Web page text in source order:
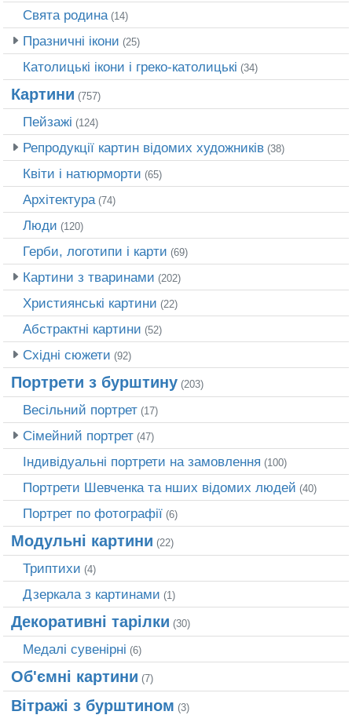
Свята родина (14)
Празничні ікони (25)
Католицькі ікони і греко-католицькі (34)
Картини (757)
Пейзажі (124)
Репродукції картин відомих художників (38)
Квіти і натюрморти (65)
Архітектура (74)
Люди (120)
Герби, логотипи і карти (69)
Картини з тваринами (202)
Християнські картини (22)
Абстрактні картини (52)
Східні сюжети (92)
Портрети з бурштину (203)
Весільний портрет (17)
Сімейний портрет (47)
Індивідуальні портрети на замовлення (100)
Портрети Шевченка та нших відомих людей (40)
Портрет по фотографії (6)
Модульні картини (22)
Триптихи (4)
Дзеркала з картинами (1)
Декоративні тарілки (30)
Медалі сувенірні (6)
Об'ємні картини (7)
Вітражі з бурштином (3)